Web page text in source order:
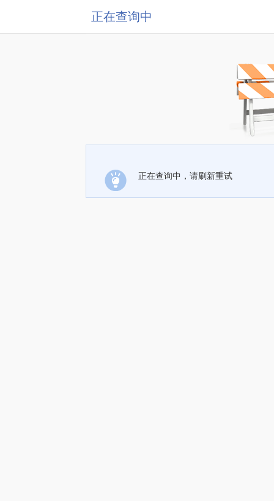
正在查询中
正在查询中，请刷新重试